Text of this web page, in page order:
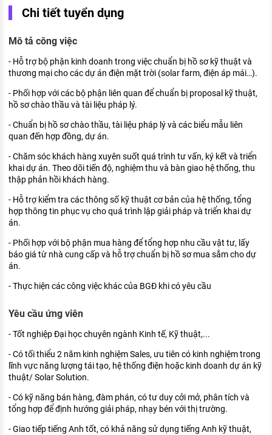
Tử vi nghề nghiệp
Kỹ năng nghề nghiệp
HƯỚNG NGHIỆP VIỆC LÀM
Xu hướng việc làm
XÂY DỰNG VÀ PHÁT TRIỂN ĐỘI NGŨ
NHÂN SỰ
TUYỂN DỤNG VIỆC LÀM
Chi tiết tuyển dụng
Mô tả công việc
- Hỗ trợ bộ phận kinh doanh trong việc chuẩn bị hồ sơ kỹ thuật và
thương mại cho các dự án điện mặt trời (solar farm, điện áp mái…).
- Phối hợp với các bộ phận liên quan để chuẩn bị proposal kỹ thuật,
hồ sơ chào thầu và tài liệu pháp lý.
- Chuẩn bị hồ sơ chào thầu, tài liệu pháp lý và các biểu mẫu liên
quan đến hợp đồng, dự án.
- Chăm sóc khách hàng xuyên suốt quá trình tư vấn, ký kết và triển
khai dự án. Theo dõi tiến độ, nghiệm thu và bàn giao hệ thống, thu
thập phản hồi khách hàng.
- Hỗ trợ kiểm tra các thông số kỹ thuật cơ bản của hệ thống, tổng
hợp thông tin phục vụ cho quá trình lập giải pháp và triển khai dự
án.
- Phối hợp với bộ phận mua hàng để tổng hợp nhu cầu vật tư, lấy
báo giá từ nhà cung cấp và hỗ trợ chuẩn bị hồ sơ mua sắm cho dự
án.
- Thực hiện các công việc khác của BGĐ khi có yêu cầu
Yêu cầu ứng viên
- Tốt nghiệp Đại học chuyên ngành Kinh tế, Kỹ thuật,...
- Có tối thiểu 2 năm kinh nghiệm Sales, ưu tiên có kinh nghiệm trong
lĩnh vực năng lượng tái tạo, hệ thống điện hoặc kinh doanh dự án kỹ
thuật/ Solar Solution.
- Có kỹ năng bán hàng, đàm phán, có tư duy cởi mở, phân tích và
tổng hợp để định hướng giải pháp, nhạy bén với thị trường.
- Giao tiếp tiếng Anh tốt, có khả năng sử dụng tiếng Anh kỹ thuật,